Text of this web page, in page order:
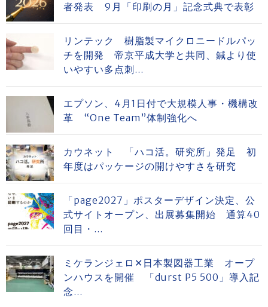
者発表 9月「印刷の月」記念式典で表彰
リンテック 樹脂製マイクロニードルパッ
チを開発 帝京平成大学と共同、鍼より使
いやすい多点刺...
エプソン、4月1日付で大規模人事・機構改
革 “One Team”体制強化へ
カウネット 「ハコ活。研究所」発足 初
年度はパッケージの開けやすさを研究
「page2027」ポスターデザイン決定、公
式サイトオープン、出展募集開始 通算40
回目・...
ミケランジェロ✕日本製図器工業 オープ
ンハウスを開催 「durst P5 500」導入記
念...